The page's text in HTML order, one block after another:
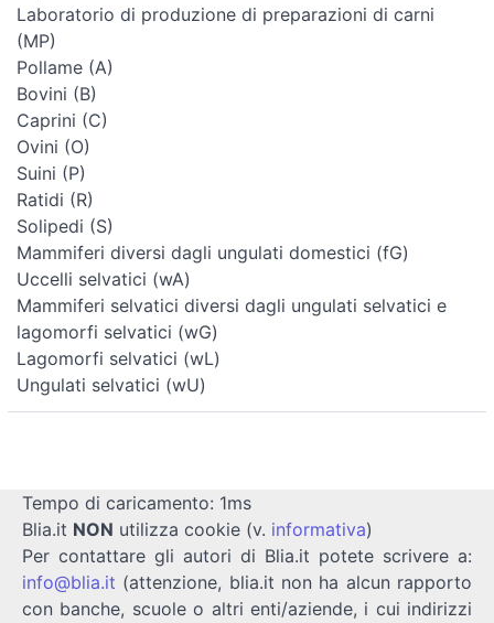
Laboratorio di produzione di preparazioni di carni
(MP)
Pollame (A)
Bovini (B)
Caprini (C)
Ovini (O)
Suini (P)
Ratidi (R)
Solipedi (S)
Mammiferi diversi dagli ungulati domestici (fG)
Uccelli selvatici (wA)
Mammiferi selvatici diversi dagli ungulati selvatici e
lagomorfi selvatici (wG)
Lagomorfi selvatici (wL)
Ungulati selvatici (wU)
Tempo di caricamento: 1ms
Blia.it NON utilizza cookie (v. informativa)
Per contattare gli autori di Blia.it potete scrivere a:
info@blia.it (attenzione, blia.it non ha alcun rapporto
con banche, scuole o altri enti/aziende, i cui indirizzi